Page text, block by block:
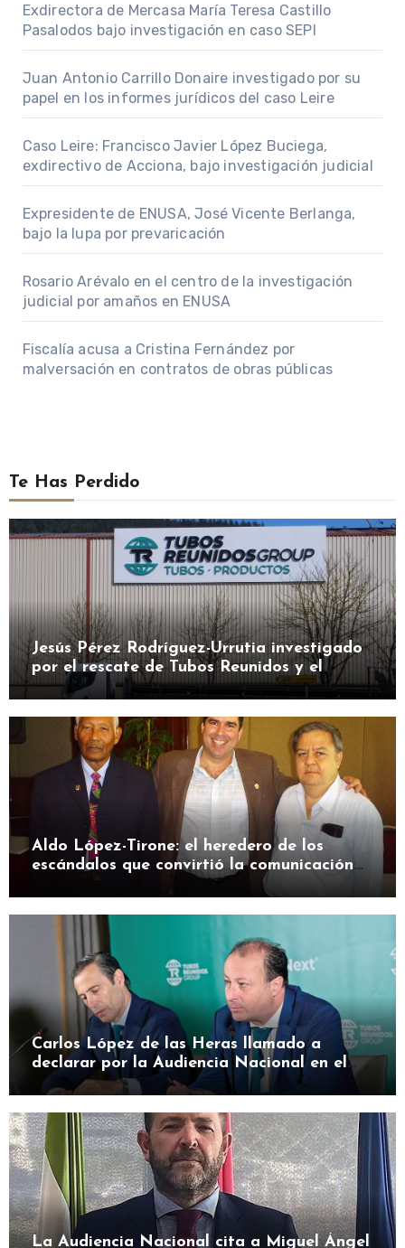
Exdirectora de Mercasa María Teresa Castillo
Pasalodos bajo investigación en caso SEPI
Juan Antonio Carrillo Donaire investigado por su
papel en los informes jurídicos del caso Leire
Caso Leire: Francisco Javier López Buciega,
exdirectivo de Acciona, bajo investigación judicial
Expresidente de ENUSA, José Vicente Berlanga,
bajo la lupa por prevaricación
Rosario Arévalo en el centro de la investigación
judicial por amaños en ENUSA
Fiscalía acusa a Cristina Fernández por
malversación en contratos de obras públicas
Te Has Perdido
Jesús Pérez Rodríguez-Urrutia investigado
por el rescate de Tubos Reunidos y el
préstamo de la SEPI
Aldo López-Tirone: el heredero de los
escándalos que convirtió la comunicación
en herramienta de presión
Carlos López de las Heras llamado a
declarar por la Audiencia Nacional en el
caso SEPI
La Audiencia Nacional cita a Miguel Ángel